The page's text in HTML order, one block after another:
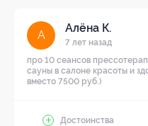
А
Алёна К.
7 лет назад
про 10 сеансов
сауны в салоне красоты и
вместо 7500 руб.)
Достоинства